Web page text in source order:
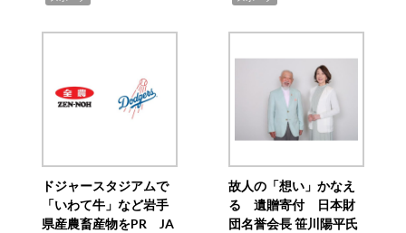
ドジャースタジアムで
「いわて牛」など岩手
県産農畜産物をPR JA
故人の「想い」かなえ
る 遺贈寄付 日本財
団名誉会長 笹川陽平氏